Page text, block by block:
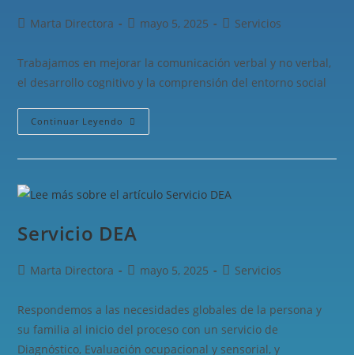
Marta Directora mayo 5, 2025 Servicios
Trabajamos en mejorar la comunicación verbal y no verbal,
el desarrollo cognitivo y la comprensión del entorno social
Continuar Leyendo
Servicio DEA
Marta Directora mayo 5, 2025 Servicios
Respondemos a las necesidades globales de la persona y
su familia al inicio del proceso con un servicio de
Diagnóstico, Evaluación ocupacional y sensorial, y